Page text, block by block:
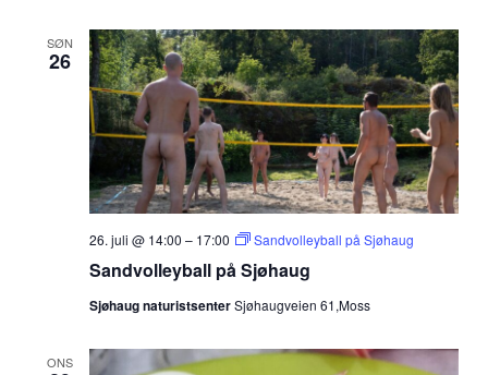
SØN
26
Sandvolleyball på Sjøhaug
26. juli @ 14:00 – 17:00 Sandvolleyball på Sjøhaug
Sjøhaug naturistsenterSjøhaugveien 61,Moss
ONS